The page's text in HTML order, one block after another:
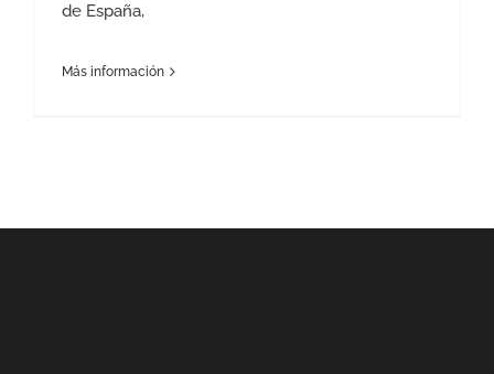
de España,
Más información